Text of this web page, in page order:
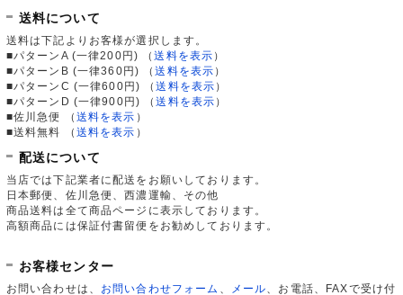
送料について
送料は下記よりお客様が選択します。
■パターンA (一律200円)
（送料を表示 ）
■パターンB (一律360円)
（送料を表示 ）
■パターンC (一律600円)
（送料を表示 ）
■パターンD (一律900円)
（送料を表示 ）
■佐川急便
（ 送料を表示 ）
■送料無料
（ 送料を表示 ）
配送について
当店では下記業者に配送をお願いしております。
日本郵便、佐川急便、西濃運輸、その他
商品送料は全て商品ページに表示しております。
高額商品には保証付書留便をお勧めしております。
お客様センター
お問い合わせは、 お問い合わせフォーム メール 、お電話、FAXで受け付